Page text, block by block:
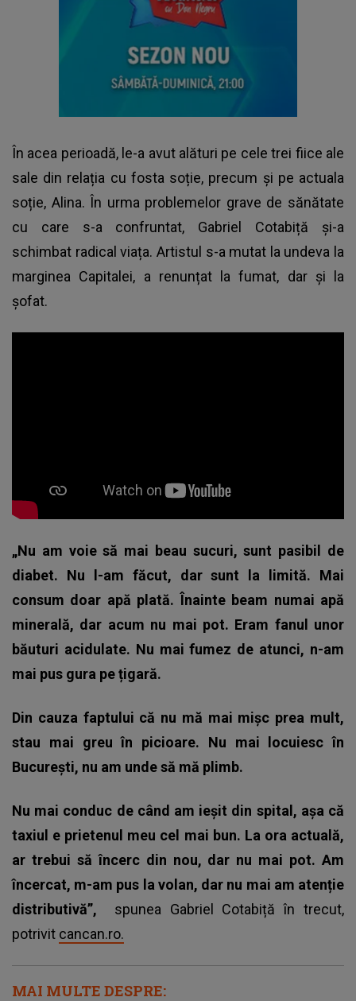
În acea perioadă, le-a avut alături pe cele trei fiice ale
sale din relația cu fosta soție, precum și pe actuala
soție, Alina. În urma problemelor grave de sănătate
cu care s-a confruntat, Gabriel Cotabiță și-a
schimbat radical viața. Artistul s-a mutat la undeva la
marginea Capitalei, a renunțat la fumat, dar și la
șofat.
„Nu am voie să mai beau sucuri, sunt pasibil de
diabet. Nu l-am făcut, dar sunt la limită. Mai
consum doar apă plată. Înainte beam numai apă
minerală, dar acum nu mai pot. Eram fanul unor
băuturi acidulate. Nu mai fumez de atunci, n-am
mai pus gura pe țigară.
Din cauza faptului că nu mă mai mișc prea mult,
stau mai greu în picioare. Nu mai locuiesc în
București, nu am unde să mă plimb.
Nu mai conduc de când am ieșit din spital, așa că
taxiul e prietenul meu cel mai bun. La ora actuală,
ar trebui să încerc din nou, dar nu mai pot. Am
încercat, m-am pus la volan, dar nu mai am atenție
distributivă”, spunea Gabriel Cotabiță în trecut,
potrivit cancan.ro.
MAI MULTE DESPRE: